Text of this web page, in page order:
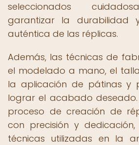
seleccionados
garantizar la durabilidad
auténtica de las réplicas.
Además, las técnicas de
el modelado a mano, el
la aplicación de pátinas y
lograr el acabado
proceso de creación de
con precisión y
técnicas utilizadas en la